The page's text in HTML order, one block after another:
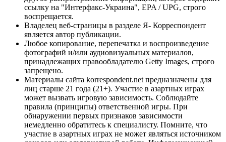
ссылку на "Интерфакс-Украина", EPA / UPG, строго
воспрещается.
Владелец веб-страницы в разделе Я- Корреспондент
является автор публикации.
Любое копирование, перепечатка и воспроизведение
фотографий и/или аудиовизуальных материалов,
принадлежащих правообладателю Getty Images, строго
запрещено.
Материалы сайта korrespondent.net предназначены для
лиц старше 21 года (21+). Участие в азартных играх
может вызвать игровую зависимость. Соблюдайте
правила (принципы) ответственной игры. При
обнаружении первых признаков зависимости
немедленно обратитесь к специалисту. Помните, что
участие в азартных играх не может являться источником